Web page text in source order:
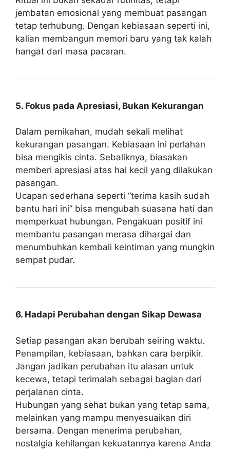
jembatan emosional yang membuat pasangan
tetap terhubung. Dengan kebiasaan seperti ini,
kalian membangun memori baru yang tak kalah
hangat dari masa pacaran.
5. Fokus pada Apresiasi, Bukan Kekurangan
Dalam pernikahan, mudah sekali melihat
kekurangan pasangan. Kebiasaan ini perlahan
bisa mengikis cinta. Sebaliknya, biasakan
memberi apresiasi atas hal kecil yang dilakukan
pasangan.
Ucapan sederhana seperti “terima kasih sudah
bantu hari ini” bisa mengubah suasana hati dan
memperkuat hubungan. Pengakuan positif ini
membantu pasangan merasa dihargai dan
menumbuhkan kembali keintiman yang mungkin
sempat pudar.
6. Hadapi Perubahan dengan Sikap Dewasa
Setiap pasangan akan berubah seiring waktu.
Penampilan, kebiasaan, bahkan cara berpikir.
Jangan jadikan perubahan itu alasan untuk
kecewa, tetapi terimalah sebagai bagian dari
perjalanan cinta.
Hubungan yang sehat bukan yang tetap sama,
melainkan yang mampu menyesuaikan diri
bersama. Dengan menerima perubahan,
nostalgia kehilangan kekuatannya karena Anda